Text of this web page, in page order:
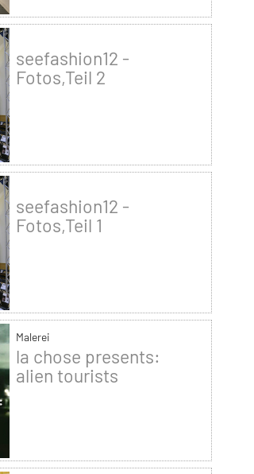
seefashion12 -
Fotos,Teil 2
seefashion12 -
Fotos,Teil 1
Malerei
la chose presents:
alien tourists